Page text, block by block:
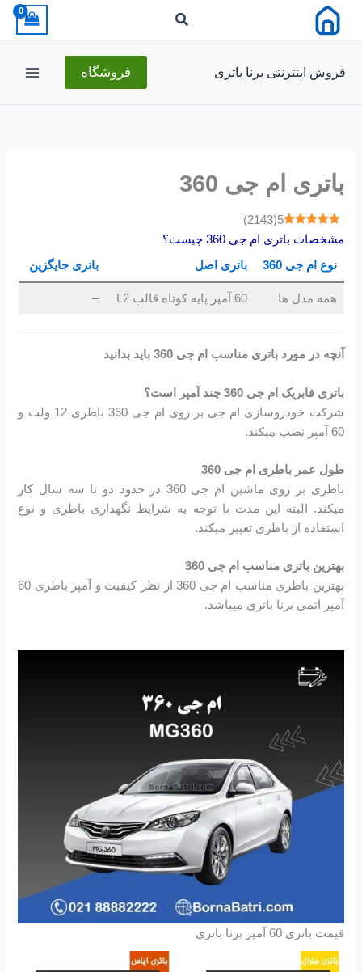
فروش اینترنتی برنا باتری فروشگاه
باتری ام جی 360
5
(
2143
)
مشخصات باتری ام جی 360 چیست؟
نوع ام جی 360
باتری اصل باتری جایگزین
همه مدل ها 60 آمپر پایه کوتاه قالب L2 –
آنچه در مورد باتری مناسب ام جی 360 باید بدانید
باتری فابریک ام جی 360 چند آمپر است؟
شرکت خودروسازی ام جی بر روی ام جی 360 باطری 12 ولت و
60 آمپر نصب میکند.
طول عمر باطری ام جی 360
باطری بر روی ماشین ام جی 360 در حدود دو تا سه سال کار
میکند. البته این مدت با توجه به شرایط نگهداری باطری و نوع
استفاده از باطری تغییر میکند.
بهترین باتری مناسب ام جی 360
بهترین باطری مناسب ام جی 360 از نظر کیفیت و آمپر باطری 60
آمپر اتمی برنا باتری میباشد.
قیمت باتری 60 آمپر برنا باتری